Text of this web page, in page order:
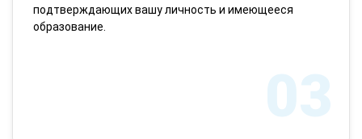
подтверждающих вашу личность и имеющееся
образование.
03